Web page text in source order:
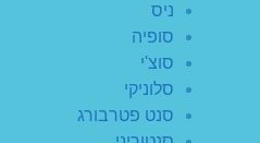
ניס
סופיה
סוצ'י
סלוניקי
סנט פטרבורג